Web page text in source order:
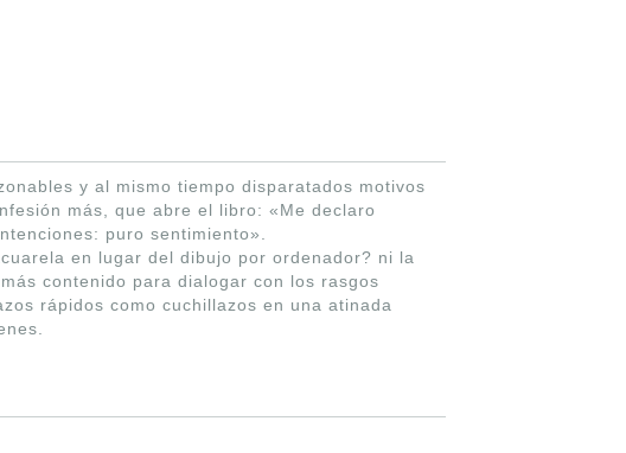
y al mismo tiempo disparatados motivos
más, que abre el libro: «Me declaro
puro sentimiento».
en lugar del dibujo por ordenador? ni la
contenido para dialogar con los rasgos
rápidos como cuchillazos en una atinada